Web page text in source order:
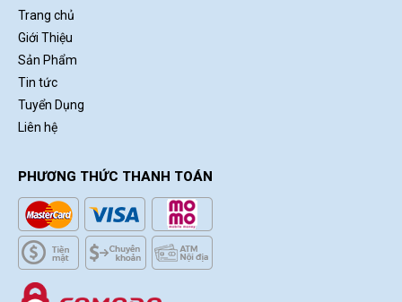
Trang chủ
Giới Thiệu
Sản Phẩm
Tin tức
Tuyển Dụng
Liên hệ
PHƯƠNG THỨC THANH TOÁN